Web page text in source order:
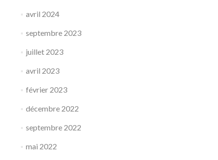
avril 2024
septembre 2023
juillet 2023
avril 2023
février 2023
décembre 2022
septembre 2022
mai 2022